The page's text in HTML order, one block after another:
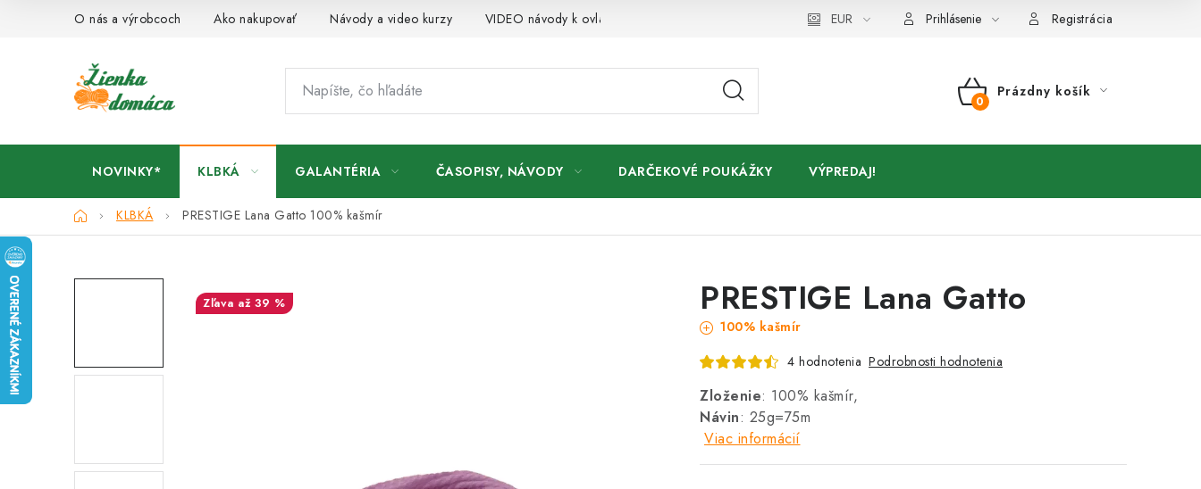
O nás a výrobcoch Ako nakupovať Návody a video kurzy VIDEO návody k ovládaniu e-shopu KontaktyEUR Prihlásenie Registrácia
NÁKUPNÝ
Prázdny košík
NOVINKY* KLBKÁ GALANTÉRIA ČASOPISY, NÁVODY DARČEKOVÉ POUKÁŽKY VÝPREDAJ!
DomovKLBKÁ PRESTIGE Lana Gatto 100% kašmír
PRESTIGE Lana Gatto
100% kašmír
4 hodnotenia Podrobnosti hodnotenia
Zloženie: 100% kašmír,
Návin: 25g=75m
Viac informácií
až 39 %